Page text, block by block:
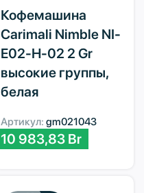
Кофемашина
Carimali Nimble NI-
E02-H-02 2 Gr
высокие группы,
белая
Артикул: gm021043
10 983,83 Br